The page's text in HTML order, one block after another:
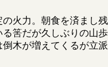
火力。朝食を済まし残
筈だが久しぶりの山歩
木が増えてくるが立派